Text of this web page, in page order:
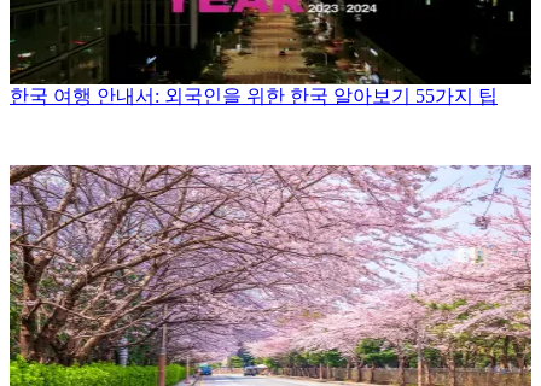
한국 여행 안내서: 외국인을 위한 한국 알아보기 55가지 팁